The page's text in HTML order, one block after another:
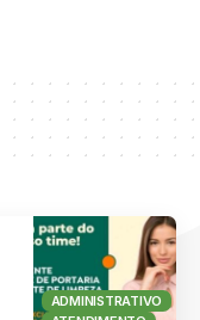
ADMINISTRATIVO